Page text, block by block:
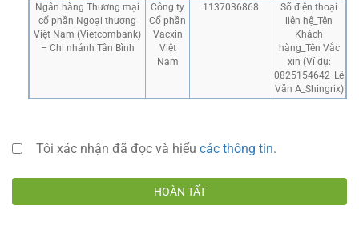
Ngân hàng Thương mại
cổ phần Ngoại thương
Việt Nam (Vietcombank)
– Chi nhánh Tân Bình
Công ty
Cổ phần
Vacxin
Việt
Nam
1137036868
Số điện thoại
liên hệ_Tên
Khách
hàng_Tên Vắc
xin (Ví dụ:
0825154642_Lê
Văn A_Shingrix)
Tôi xác nhận đã đọc và hiểu các thông tin.
HOÀN TẤT